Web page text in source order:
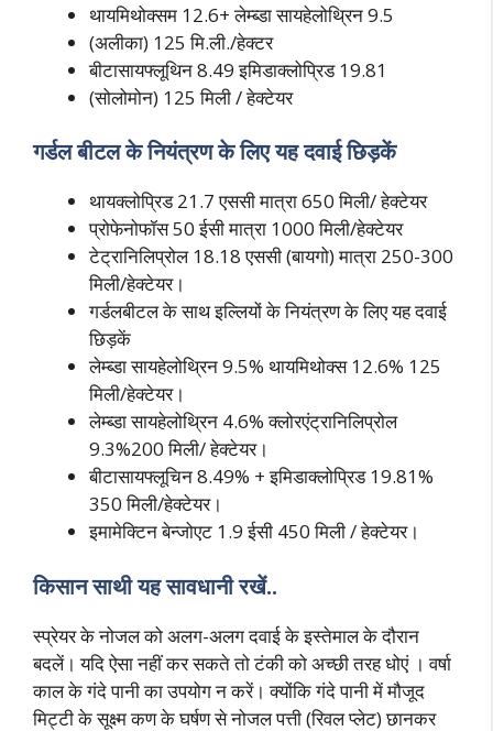
थायमिथोक्सम 12.6+ लेम्ब्डा सायहेलोथ्रिन 9.5
(अलीका) 125 मि.ली./हेक्टर
बीटासायफ्लूथिन 8.49 इमिडाक्लोप्रिड 19.81
(सोलोमोन) 125 मिली / हेक्टेयर
गर्डल बीटल के नियंत्रण के लिए यह दवाई छिड़कें
थायक्लोप्रिड 21.7 एससी मात्रा 650 मिली/ हेक्टेयर
प्रोफेनोफॉस 50 ईसी मात्रा 1000 मिली/हेक्टेयर
टेट्रानिलिप्रोल 18.18 एससी (बायगो) मात्रा 250-300
मिली/हेक्टेयर।
गर्डलबीटल के साथ इल्लियों के नियंत्रण के लिए यह दवाई
छिड़कें
लेम्ब्डा सायहेलोथ्रिन 9.5% थायमिथोक्स 12.6% 125
मिली/हेक्टेयर।
लेम्ब्डा सायहेलोथ्रिन 4.6% क्लोरएंट्रानिलिप्रोल
9.3%200 मिली/ हेक्टेयर।
बीटासायफ्लूचिन 8.49% + इमिडाक्लोप्रिड 19.81%
350 मिली/हेक्टेयर।
इमामेक्टिन बेन्जोएट 1.9 ईसी 450 मिली / हेक्टेयर।
किसान साथी यह सावधानी रखें..
स्प्रेयर के नोजल को अलग-अलग दवाई के इस्तेमाल के दौरान
बदलें। यदि ऐसा नहीं कर सकते तो टंकी को अच्छी तरह धोएं । वर्षा
काल के गंदे पानी का उपयोग न करें। क्योंकि गंदे पानी में मौजूद
मिट्टी के सूक्ष्म कण के घर्षण से नोजल पत्ती (रिवल प्लेट) छानकर